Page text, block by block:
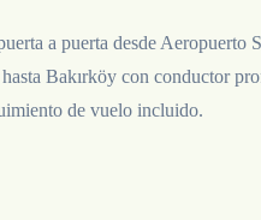
a puerta desde Aeropuerto
Bakırköy con conductor
de vuelo incluido.